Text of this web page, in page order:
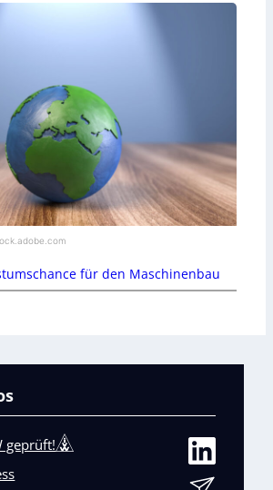
für den Maschinenbau
geprüft!